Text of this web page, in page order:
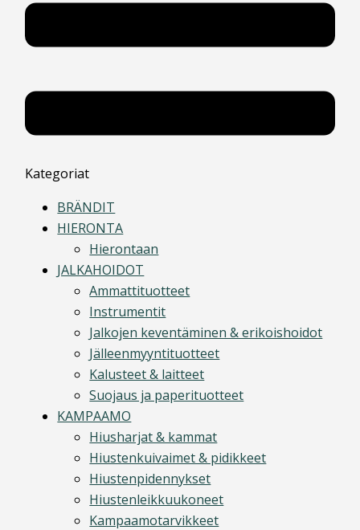
Kategoriat
BRÄNDIT
HIERONTA
Hierontaan
JALKAHOIDOT
Ammattituotteet
Instrumentit
Jalkojen keventäminen & erikoishoidot
Jälleenmyyntituotteet
Kalusteet & laitteet
Suojaus ja paperituotteet
KAMPAAMO
Hiusharjat & kammat
Hiustenkuivaimet & pidikkeet
Hiustenpidennykset
Hiustenleikkuukoneet
Kampaamotarvikkeet